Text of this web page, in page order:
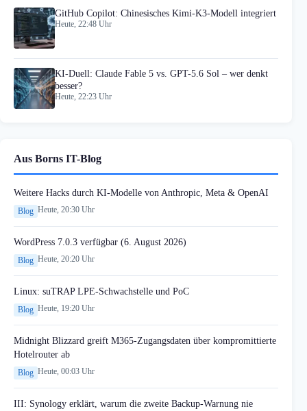
GitHub Copilot: Chinesisches Kimi-K3-Modell integriert
Heute, 22:48 Uhr
KI-Duell: Claude Fable 5 vs. GPT-5.6 Sol – wer denkt
besser?
Heute, 22:23 Uhr
Aus Borns IT-Blog
Weitere Hacks durch KI-Modelle von Anthropic, Meta & OpenAI
Blog Heute, 20:30 Uhr
WordPress 7.0.3 verfügbar (6. August 2026)
Blog Heute, 20:20 Uhr
Linux: suTRAP LPE-Schwachstelle und PoC
Blog Heute, 19:20 Uhr
Midnight Blizzard greift M365-Zugangsdaten über kompromittierte
Hotelrouter ab
Blog Heute, 00:03 Uhr
III: Synology erklärt, warum die zweite Backup-Warnung nie